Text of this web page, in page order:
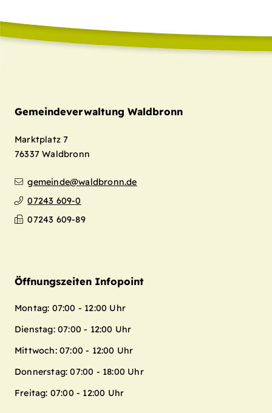
Gemeindeverwaltung Waldbronn
Marktplatz 7
76337 Waldbronn
gemeinde@waldbronn.de
07243 609-0
07243 609-89
Öffnungszeiten Infopoint
Montag: 07:00 - 12:00 Uhr
Dienstag: 07:00 - 12:00 Uhr
Mittwoch: 07:00 - 12:00 Uhr
Donnerstag: 07:00 - 18:00 Uhr
Freitag: 07:00 - 12:00 Uhr